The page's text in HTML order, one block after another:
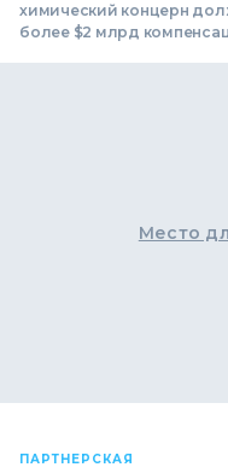
химический концерн
более $2 млрд
Место
ПАРТНЕРСКАЯ